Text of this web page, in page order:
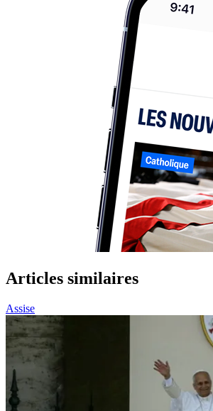
Articles similaires
Assise